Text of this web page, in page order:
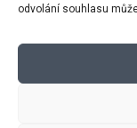
odvolání souhlasu